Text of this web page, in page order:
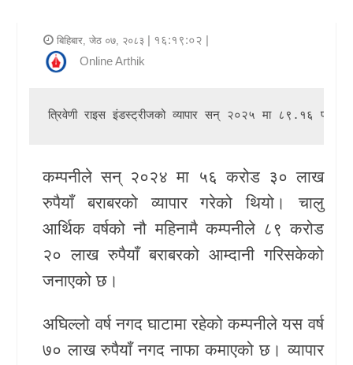
समाचार
सूचना
प्रविधि
स्वास्थ्य
बिहिबार, जेठ ०७, २०८३ | १६:१९:०२ |
Online Arthik
त्रिवेणी राइस इंडस्ट्रीजको व्यापार सन् २०२५ मा ८९.१६
कम्पनीले सन् २०२४ मा ५६ करोड ३० लाख
रुपैयाँ बराबरको व्यापार गरेको थियो। चालु
आर्थिक वर्षको नौ महिनामै कम्पनीले ८९ करोड
२० लाख रुपैयाँ बराबरको आम्दानी गरिसकेको
जनाएको छ।
अघिल्लो वर्ष नगद घाटामा रहेको कम्पनीले यस वर्ष
७० लाख रुपैयाँ नगद नाफा कमाएको छ। व्यापार